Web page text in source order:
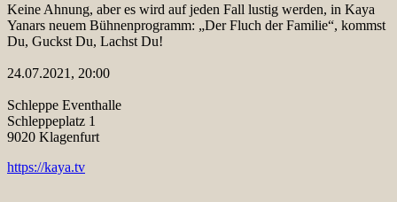
Keine Ahnung, aber es wird auf jeden Fall lustig werden, in Kaya
Yanars neuem Bühnenprogramm: „Der Fluch der Familie“, kommst
Du, Guckst Du, Lachst Du!
24.07.2021, 20:00
Schleppe Eventhalle
Schleppeplatz 1
9020 Klagenfurt
https://kaya.tv